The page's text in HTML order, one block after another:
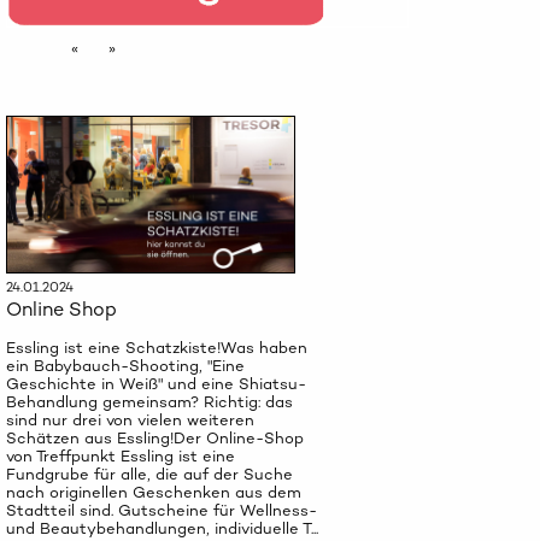
« »
24.01.2024
Online Shop
Essling ist eine Schatzkiste!Was haben
ein Babybauch-Shooting, "Eine
Geschichte in Weiß" und eine Shiatsu-
Behandlung gemeinsam? Richtig: das
sind nur drei von vielen weiteren
Schätzen aus Essling!Der Online-Shop
von Treffpunkt Essling ist eine
Fundgrube für alle, die auf der Suche
nach originellen Geschenken aus dem
Stadtteil sind. Gutscheine für Wellness-
und Beautybehandlungen, individuelle T...